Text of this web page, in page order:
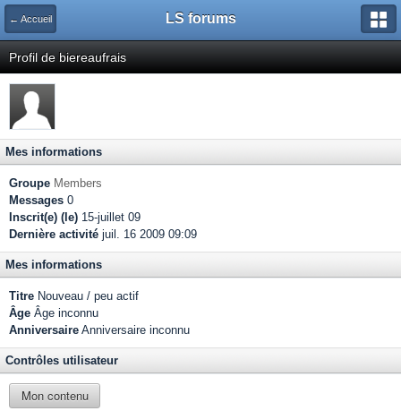
← Accueil LS forums
Profil de biereaufrais
Mes informations
Groupe Members
Messages 0
Inscrit(e) (le) 15-juillet 09
Dernière activité juil. 16 2009 09:09
Mes informations
Titre Nouveau / peu actif
Âge Âge inconnu
Anniversaire Anniversaire inconnu
Contrôles utilisateur
Mon contenu